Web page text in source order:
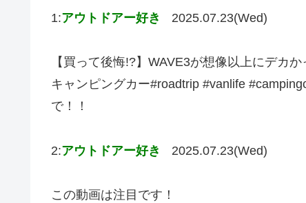
1:アウトドアー好き 2025.07.23(Wed)
【買って後悔!?】WAVE3が想像以上にデカ
キャンピングカー#roadtrip #vanlife
で！！
2:アウトドアー好き 2025.07.23(Wed)
この動画は注目です！